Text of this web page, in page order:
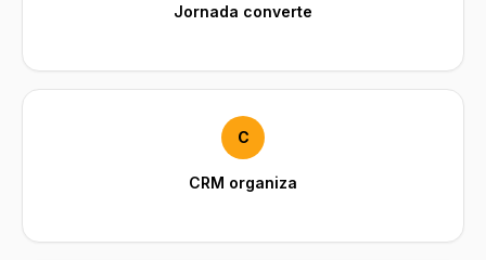
Jornada converte
C
CRM organiza